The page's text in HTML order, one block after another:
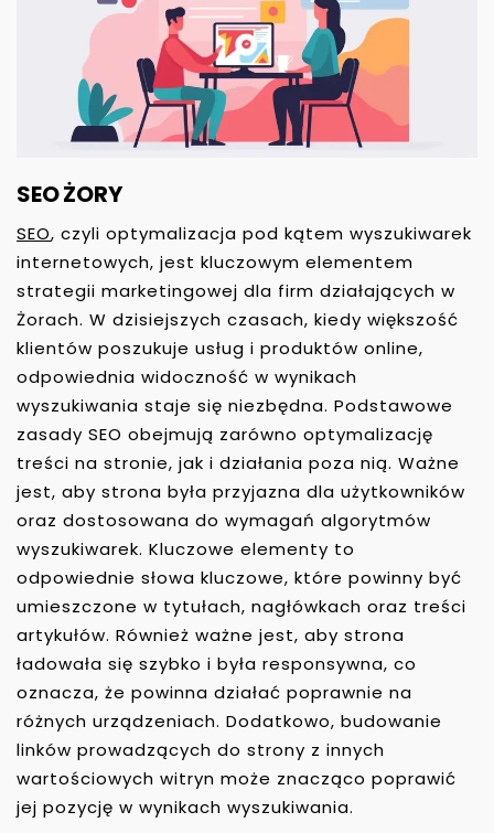
SEO ŻORY
SEO, czyli optymalizacja pod kątem wyszukiwarek
internetowych, jest kluczowym elementem
strategii marketingowej dla firm działających w
Żorach. W dzisiejszych czasach, kiedy większość
klientów poszukuje usług i produktów online,
odpowiednia widoczność w wynikach
wyszukiwania staje się niezbędna. Podstawowe
zasady SEO obejmują zarówno optymalizację
treści na stronie, jak i działania poza nią. Ważne
jest, aby strona była przyjazna dla użytkowników
oraz dostosowana do wymagań algorytmów
wyszukiwarek. Kluczowe elementy to
odpowiednie słowa kluczowe, które powinny być
umieszczone w tytułach, nagłówkach oraz treści
artykułów. Również ważne jest, aby strona
ładowała się szybko i była responsywna, co
oznacza, że powinna działać poprawnie na
różnych urządzeniach. Dodatkowo, budowanie
linków prowadzących do strony z innych
wartościowych witryn może znacząco poprawić
jej pozycję w wynikach wyszukiwania.